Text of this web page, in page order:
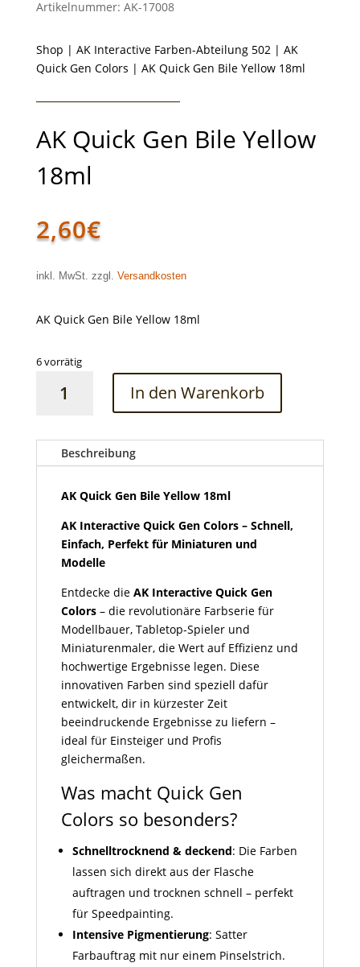
Artikelnummer: AK-17008
Shop | AK Interactive Farben-Abteilung 502| AK
Quick Gen Colors | AK Quick Gen Bile Yellow 18ml
AK Quick Gen Bile Yellow
18ml
2,60€
inkl. MwSt. zzgl. Versandkosten
AK Quick Gen Bile Yellow 18ml
6 vorrätig
Quick
Yellow
18ml
Menge
In den Warenkorb
Beschreibung
AK Quick Gen Bile Yellow 18ml
AK Interactive Quick Gen Colors – Schnell,
Einfach, Perfekt für Miniaturen und
Modelle
Entdecke die AK Interactive Quick Gen
Colors– die revolutionäre Farbserie für
Modellbauer, Tabletop-Spieler und
Miniaturenmaler, die Wert auf Effizienz und
hochwertige Ergebnisse legen. Diese
innovativen Farben sind speziell dafür
entwickelt, dir in kürzester Zeit
beeindruckende Ergebnisse zu liefern –
ideal für Einsteiger und Profis
gleichermaßen.
Was macht Quick Gen
Colors so besonders?
Schnelltrocknend & deckend: Die Farben
lassen sich direkt aus der Flasche
auftragen und trocknen schnell – perfekt
für Speedpainting.
Intensive Pigmentierung: Satter
Farbauftrag mit nur einem Pinselstrich.